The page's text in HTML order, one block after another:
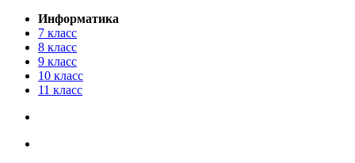
Информатика
7 класс
8 класс
9 класс
10 класс
11 класс